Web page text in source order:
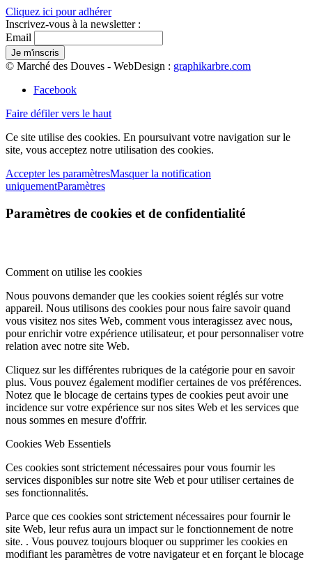
Cliquez ici pour adhérer
Inscrivez-vous à la newsletter :
Email
© Marché des Douves - WebDesign : graphikarbre.com
Facebook
Faire défiler vers le haut
Ce site utilise des cookies. En poursuivant votre navigation sur le
site, vous acceptez notre utilisation des cookies.
Accepter les paramètresMasquer la notification
uniquementParamètres
Paramètres de cookies et de confidentialité
Comment on utilise les cookies
Nous pouvons demander que les cookies soient réglés sur votre
appareil. Nous utilisons des cookies pour nous faire savoir quand
vous visitez nos sites Web, comment vous interagissez avec nous,
pour enrichir votre expérience utilisateur, et pour personnaliser votre
relation avec notre site Web.
Cliquez sur les différentes rubriques de la catégorie pour en savoir
plus. Vous pouvez également modifier certaines de vos préférences.
Notez que le blocage de certains types de cookies peut avoir une
incidence sur votre expérience sur nos sites Web et les services que
nous sommes en mesure d'offrir.
Cookies Web Essentiels
Ces cookies sont strictement nécessaires pour vous fournir les
services disponibles sur notre site Web et pour utiliser certaines de
ses fonctionnalités.
Parce que ces cookies sont strictement nécessaires pour fournir le
site Web, leur refus aura un impact sur le fonctionnement de notre
site. . Vous pouvez toujours bloquer ou supprimer les cookies en
modifiant les paramètres de votre navigateur et en forçant le blocage